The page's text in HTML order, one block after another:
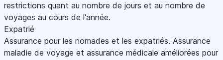
restrictions quant au nombre de jours et au nombre de
voyages au cours de l'année.
Expatrié
Assurance pour les nomades et les expatriés. Assurance
maladie de voyage et assurance médicale améliorées pour